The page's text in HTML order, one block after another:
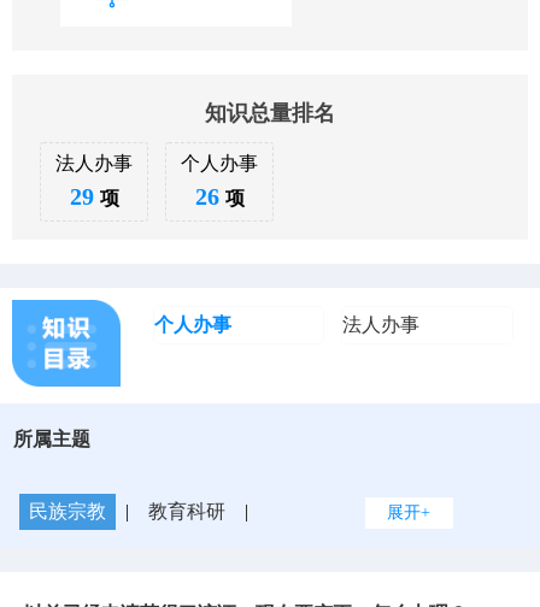
知识总量排名
法人办事
29 项
个人办事
26 项
个人办事 法人办事
所属主题
民族宗教 | 教育科研
|
展开+